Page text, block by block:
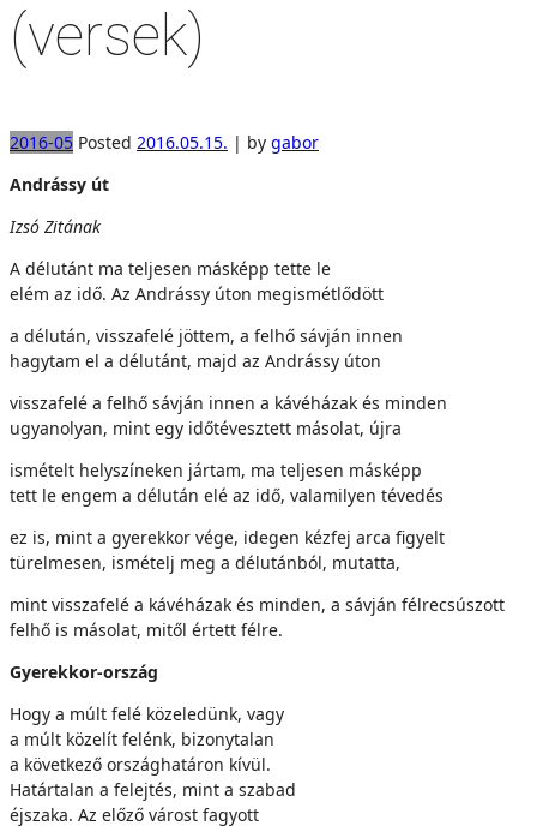
(versek)
2016-05 Posted 2016.05.15. | by gabor
Andrássy út
Izsó Zitának
A délutánt ma teljesen másképp tette le
elém az idő. Az Andrássy úton megismétlődött
a délután, visszafelé jöttem, a felhő sávján innen
hagytam el a délutánt, majd az Andrássy úton
visszafelé a felhő sávján innen a kávéházak és minden
ugyanolyan, mint egy időtévesztett másolat, újra
ismételt helyszíneken jártam, ma teljesen másképp
tett le engem a délután elé az idő, valamilyen tévedés
ez is, mint a gyerekkor vége, idegen kézfej arca figyelt
türelmesen, ismételj meg a délutánból, mutatta,
mint visszafelé a kávéházak és minden, a sávján félrecsúszott
felhő is másolat, mitől értett félre.
Gyerekkor-ország
Hogy a múlt felé közeledünk, vagy
a múlt közelít felénk, bizonytalan
a következő országhatáron kívül.
Határtalan a felejtés, mint a szabad
éjszaka. Az előző várost fagyott